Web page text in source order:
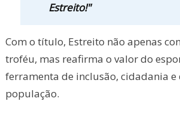
Estreito!"
Com o título, Estreito não apenas
troféu, mas reafirma o valor do
ferramenta de inclusão, cidadania
população.